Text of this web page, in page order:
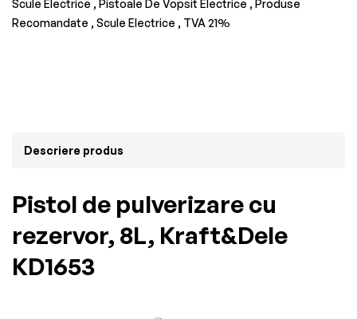
Scule Electrice , Pistoale De Vopsit Electrice , Produse
Recomandate , Scule Electrice , TVA 21%
Descriere produs
Pistol de pulverizare cu
rezervor, 8L, Kraft&Dele
KD1653